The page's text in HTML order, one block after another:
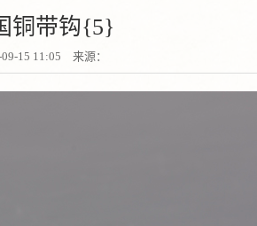
铜带钩{5}
15 11:05 来源：